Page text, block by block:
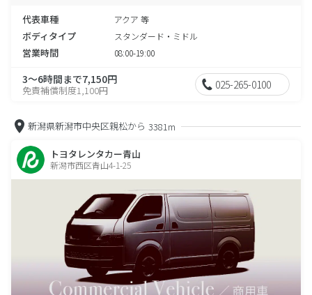
代表車種 アクア 等
ボディタイプ スタンダード・ミドル
営業時間 08:00-19:00
3～6時間まで7,150円
免責補償制度1,100円 025-265-0100
新潟県新潟市中央区親松から 3381m
トヨタレンタカー青山
新潟市西区青山4-1-25